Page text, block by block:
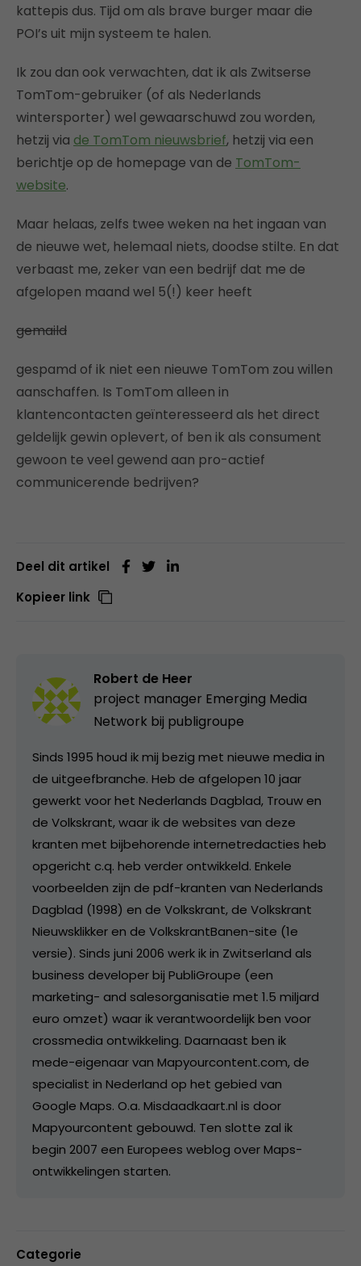
kattepis dus. Tijd om als brave burger maar die
POI’s uit mijn systeem te halen.
Ik zou dan ook verwachten, dat ik als Zwitserse
TomTom-gebruiker (of als Nederlands
wintersporter) wel gewaarschuwd zou worden,
hetzij via de TomTom nieuwsbrief, hetzij via een
berichtje op de homepage van de TomTom-
website.
Maar helaas, zelfs twee weken na het ingaan van
de nieuwe wet, helemaal niets, doodse stilte. En dat
verbaast me, zeker van een bedrijf dat me de
afgelopen maand wel 5(!) keer heeft
gemaild
gespamd of ik niet een nieuwe TomTom zou willen
aanschaffen. Is TomTom alleen in
klantencontacten geïnteresseerd als het direct
geldelijk gewin oplevert, of ben ik als consument
gewoon te veel gewend aan pro-actief
communicerende bedrijven?
Deel dit artikel
Kopieer link
Robert de Heer
project manager Emerging Media
Network bij publigroupe
Sinds 1995 houd ik mij bezig met nieuwe media in
de uitgeefbranche. Heb de afgelopen 10 jaar
gewerkt voor het Nederlands Dagblad, Trouw en
de Volkskrant, waar ik de websites van deze
kranten met bijbehorende internetredacties heb
opgericht c.q. heb verder ontwikkeld. Enkele
voorbeelden zijn de pdf-kranten van Nederlands
Dagblad (1998) en de Volkskrant, de Volkskrant
Nieuwsklikker en de VolkskrantBanen-site (1e
versie). Sinds juni 2006 werk ik in Zwitserland als
business developer bij PubliGroupe (een
marketing- and salesorganisatie met 1.5 miljard
euro omzet) waar ik verantwoordelijk ben voor
crossmedia ontwikkeling. Daarnaast ben ik
mede-eigenaar van Mapyourcontent.com, de
specialist in Nederland op het gebied van
Google Maps. O.a. Misdaadkaart.nl is door
Mapyourcontent gebouwd. Ten slotte zal ik
begin 2007 een Europees weblog over Maps-
ontwikkelingen starten.
Categorie